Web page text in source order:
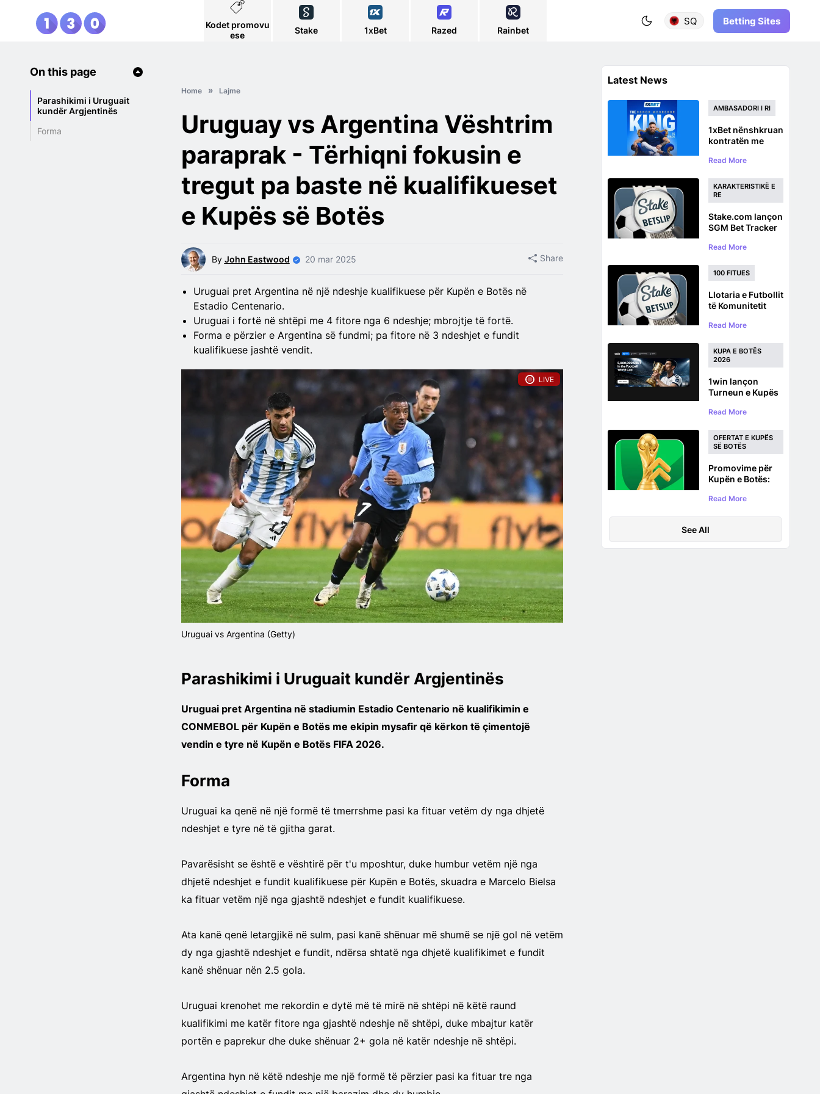
Kodet promovu
ese
Stake 1xBet Razed Rainbet
SQ Betting Sites
On this page
Parashikimi i Uruguait
kundër Argjentinës
Forma
Home Lajme
Uruguay vs Argentina Vështrim
paraprak - Tërhiqni fokusin e
tregut pa baste në kualifikueset
e Kupës së Botës
By John Eastwood 20 mar 2025 Share
Uruguai pret Argentina në një ndeshje kualifikuese për Kupën e Botës në
Estadio Centenario.
Uruguai i fortë në shtëpi me 4 fitore nga 6 ndeshje; mbrojtje të fortë.
Forma e përzier e Argentina së fundmi; pa fitore në 3 ndeshjet e fundit
kualifikuese jashtë vendit.
LIVE
Uruguai vs Argentina (Getty)
Parashikimi i Uruguait kundër Argjentinës
Uruguai pret Argentina në stadiumin Estadio Centenario në kualifikimin e
CONMEBOL për Kupën e Botës me ekipin mysafir që kërkon të çimentojë
vendin e tyre në Kupën e Botës FIFA 2026.
Forma
Uruguai ka qenë në një formë të tmerrshme pasi ka fituar vetëm dy nga dhjetë
ndeshjet e tyre në të gjitha garat.
Pavarësisht se është e vështirë për t'u mposhtur, duke humbur vetëm një nga
dhjetë ndeshjet e fundit kualifikuese për Kupën e Botës, skuadra e Marcelo Bielsa
ka fituar vetëm një nga gjashtë ndeshjet e fundit kualifikuese.
Ata kanë qenë letargjikë në sulm, pasi kanë shënuar më shumë se një gol në vetëm
dy nga gjashtë ndeshjet e fundit, ndërsa shtatë nga dhjetë kualifikimet e fundit
kanë shënuar nën 2.5 gola.
Uruguai krenohet me rekordin e dytë më të mirë në shtëpi në këtë raund
kualifikimi me katër fitore nga gjashtë ndeshje në shtëpi, duke mbajtur katër
portën e paprekur dhe duke shënuar 2+ gola në katër ndeshje në shtëpi.
Argentina hyn në këtë ndeshje me një formë të përzier pasi ka fituar tre nga
Latest News
AMBASADORI I RI
1xBet nënshkruan
kontratën me
si ambasador
përpara rikthimit
UFC
Read More
KARAKTERISTIKË E
RE
Stake.com lançon
SGM Bet Tracker
Shumëfishta në të
Read More
100 FITUES
Llotaria e Futbollit
të Komunitetit
Shorteu me çmim
dollarësh për
Kupën e Botës
Read More
KUPA E BOTËS
2026
1win lançon
Turneun e Kupës
Futboll me një
prej 5,000,000
USDT
Read More
OFERTAT E KUPËS
SË BOTËS
Promovime për
Kupën e Botës:
futbolli për Kupën
Read More
See All